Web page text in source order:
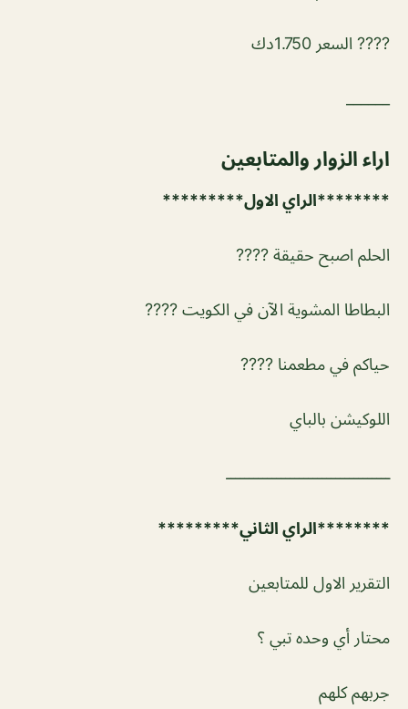
???? السعر 1.750دك
اراء الزوار والمتابعين
********الراي الاول*********
الحلم اصبح حقيقة ????
البطاطا المشوية الآن في الكويت ????
حياكم في مطعمنا ????
اللوكيشن بالباي
ــــــــــــــــــــــــــــــــــــ
********الراي الثاني*********
التقرير الاول للمتابعين
محتار أي وحده تبي ؟
جربهم كلهم